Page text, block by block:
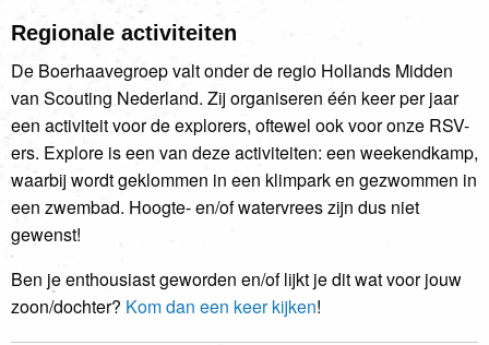
Regionale activiteiten
De Boerhaavegroep valt onder de regio Hollands Midden
van Scouting Nederland. Zij organiseren één keer per jaar
een activiteit voor de explorers, oftewel ook voor onze RSV-
ers. Explore is een van deze activiteiten: een weekendkamp,
waarbij wordt geklommen in een klimpark en gezwommen in
een zwembad. Hoogte- en/of watervrees zijn dus niet
gewenst!
Ben je enthousiast geworden en/of lijkt je dit wat voor jouw
zoon/dochter? Kom dan een keer kijken!